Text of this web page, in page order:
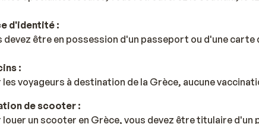
d'identité :
devez être en possession d'un passeport ou d'une
:
les voyageurs à destination de la Grèce, aucune
de scooter :
louer un scooter en Grèce, vous devez être titulaire d'un